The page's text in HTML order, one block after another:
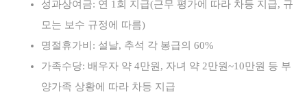
성과상여금: 연 1회 지급(근무 평가에 따라 차등 지급, 규
모는 보수 규정에 따름)
명절휴가비: 설날, 추석 각 봉급의 60%
가족수당: 배우자 약 4만원, 자녀 약 2만원~10만원 등 부
양가족 상황에 따라 차등 지급